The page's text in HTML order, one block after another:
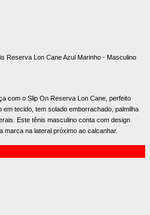
Reserva Lon Cane Azul Marinho - Masculino
com o Slip On Reserva Lon Cane, perfeito
tecido, tem solado emborrachado, palmilha
Este tênis masculino conta com design
marca na lateral próximo ao calcanhar.